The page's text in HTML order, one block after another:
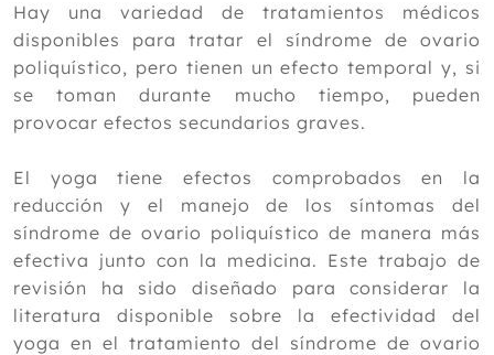
2017
2016
2015
2013
2012
Hay una variedad de tratamientos médicos
disponibles para tratar el síndrome de ovario
poliquístico, pero tienen un efecto temporal y, si
se toman durante mucho tiempo, pueden
provocar efectos secundarios graves.
El yoga tiene efectos comprobados en la
reducción y el manejo de los síntomas del
síndrome de ovario poliquístico de manera más
efectiva junto con la medicina. Este trabajo de
revisión ha sido diseñado para considerar la
literatura disponible sobre la efectividad del
yoga en el tratamiento del síndrome de ovario